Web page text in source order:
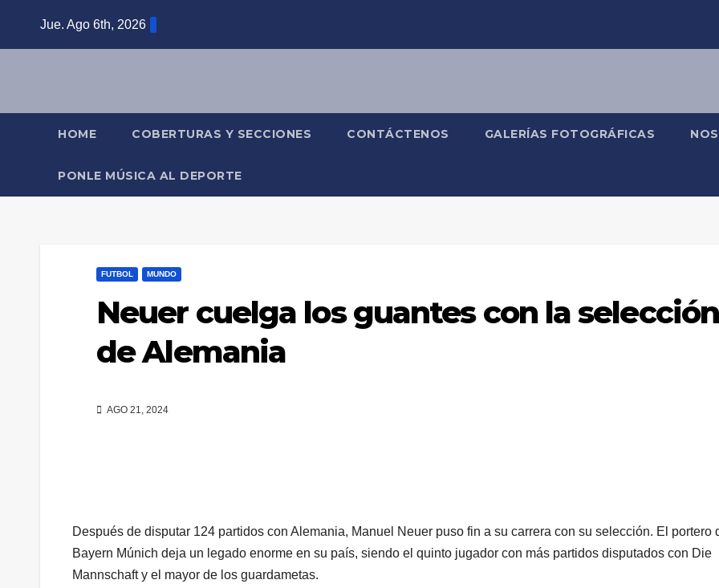
Jue. Ago 6th, 2026
HOME COBERTURAS Y SECCIONES CONTÁCTENOS GALERÍAS FOTOGRÁFICAS
PONLE MÚSICA AL DEPORTE
FUTBOL MUNDO
Neuer cuelga los guantes con la selección
de Alemania
AGO 21, 2024
Después de disputar 124 partidos con Alemania, Manuel Neuer puso fin a su carrera con su selección. El portero
Bayern Múnich deja un legado enorme en su país, siendo el quinto jugador con más partidos disputados con Die
Mannschaft y el mayor de los guardametas.